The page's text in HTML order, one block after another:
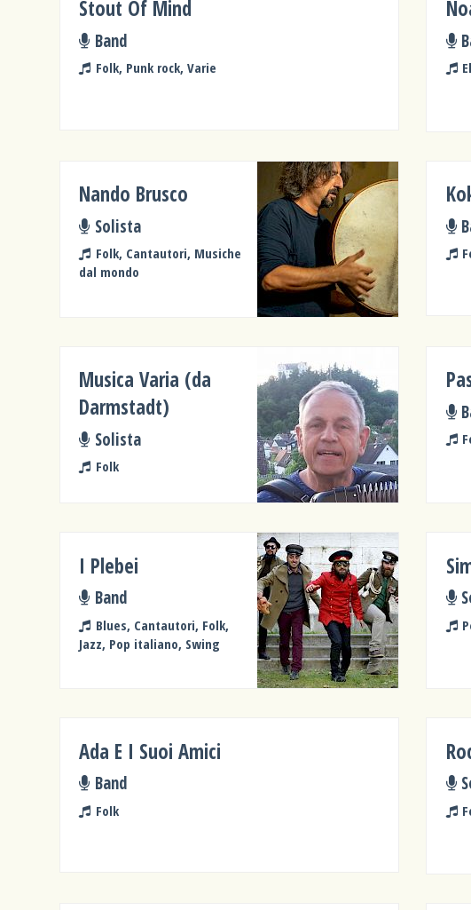
Stout Of Mind
Band
Folk, Punk rock, Varie
Nando Brusco
Solista
Folk, Cantautori, Musiche
dal mondo
Musica Varia (da
Darmstadt)
Solista
Folk
I Plebei
Band
Blues, Cantautori, Folk,
Jazz, Pop italiano, Swing
Ada E I Suoi Amici
Band
Folk